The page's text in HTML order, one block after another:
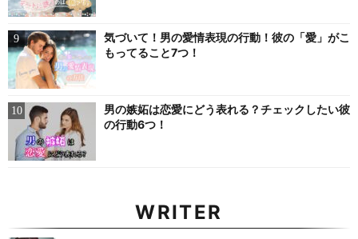
気づいて！男の愛情表現の行動！彼の「愛」がこ
もってること7つ！
男の嫉妬は恋愛にどう表れる？チェックしたい彼
の行動6つ！
WRITER